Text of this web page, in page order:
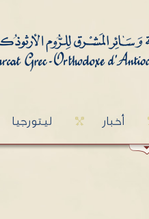
ليتورجيا أخبار